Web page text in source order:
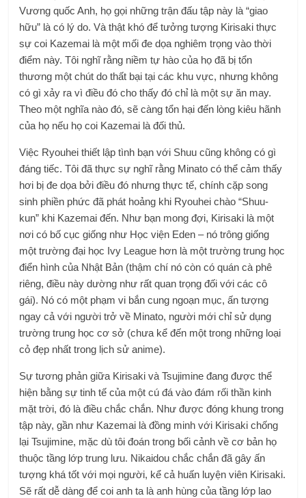
Vương quốc Anh, họ gọi những trận đấu tập này là “giao
hữu” là có lý do. Và thật khó để tưởng tượng Kirisaki thực
sự coi Kazemai là một mối đe dọa nghiêm trọng vào thời
điểm này. Tôi nghĩ rằng niềm tự hào của họ đã bị tổn
thương một chút do thất bại tại các khu vực, nhưng không
có gì xảy ra vì điều đó cho thấy đó chỉ là một sự ăn may.
Theo một nghĩa nào đó, sẽ càng tổn hại đến lòng kiêu hãnh
của họ nếu họ coi Kazemai là đối thủ.
Việc Ryouhei thiết lập tình bạn với Shuu cũng không có gì
đáng tiếc. Tôi đã thực sự nghĩ rằng Minato có thể cảm thấy
hơi bị đe dọa bởi điều đó nhưng thực tế, chính cặp song
sinh phiền phức đã phát hoảng khi Ryouhei chào “Shuu-
kun” khi Kazemai đến. Như bạn mong đợi, Kirisaki là một
nơi có bố cục giống như Học viện Eden – nó trông giống
một trường đại học Ivy League hơn là một trường trung học
điển hình của Nhật Bản (thậm chí nó còn có quán cà phê
riêng, điều này dường như rất quan trọng đối với các cô
gái). Nó có một phạm vi bắn cung ngoạn mục, ấn tượng
ngay cả với người trở về Minato, người mới chỉ sử dụng
trường trung học cơ sở (chưa kể đến một trong những loại
cỏ đẹp nhất trong lịch sử anime).
Sự tương phản giữa Kirisaki và Tsujimine đang được thể
hiện bằng sự tinh tế của một cú đá vào đám rối thần kinh
mặt trời, đó là điều chắc chắn. Như được đóng khung trong
tập này, gần như Kazemai là đồng minh với Kirisaki chống
lại Tsujimine, mặc dù tôi đoán trong bối cảnh về cơ bản họ
thuộc tầng lớp trung lưu. Nikaidou chắc chắn đã gây ấn
tượng khá tốt với mọi người, kể cả huấn luyện viên Kirisaki.
Sẽ rất dễ dàng để coi anh ta là anh hùng của tầng lớp lao